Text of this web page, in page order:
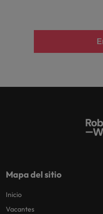
Mapa del sitio
Inicio
Vacantes